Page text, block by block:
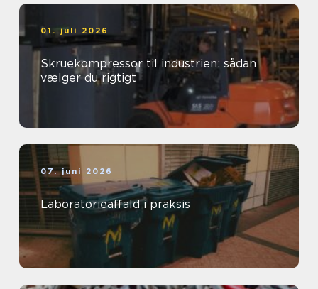
01. juli 2026
Skruekompressor til industrien: sådan
vælger du rigtigt
07. juni 2026
Laboratorieaffald i praksis